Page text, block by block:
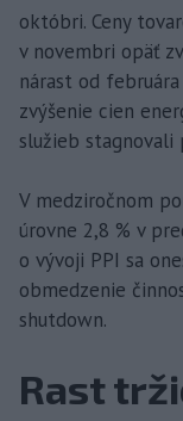
októbri. Ceny
v novembri opäť
nárast od
zvýšenie cien
služieb stagnovali
V medziročnom
úrovne 2,8 % v
o vývoji PPI sa
obmedzenie
shutdown.
Rast